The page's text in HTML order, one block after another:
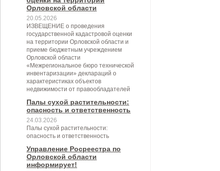
Орловской области
20.05.2026
ИЗВЕЩЕНИЕ о проведения
государственной кадастровой оценки
на территории Орловской области и
приеме бюджетным учреждением
Орловской области
«Межрегиональное бюро технической
инвентаризации» деклараций о
характеристиках объектов
недвижимости от правообладателей
Палы сухой растительности:
опасность и ответственность
24.03.2026
Палы сухой растительности:
опасность и ответственность
Управление Росреестра по
Орловской области
информирует!